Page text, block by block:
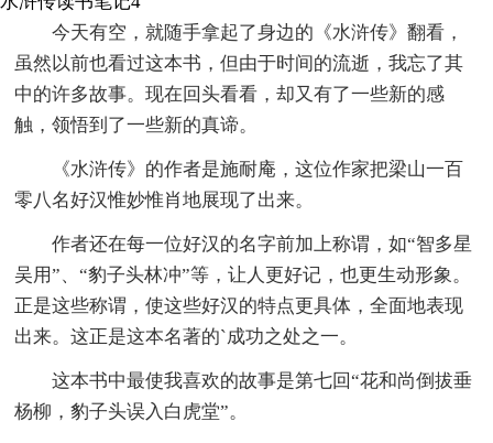
今天有空，就随手拿起了身边的《水浒传》翻看，
虽然以前也看过这本书，但由于时间的流逝，我忘了其
中的许多故事。现在回头看看，却又有了一些新的感
触，领悟到了一些新的真谛。
《水浒传》的作者是施耐庵，这位作家把梁山一百
零八名好汉惟妙惟肖地展现了出来。
作者还在每一位好汉的名字前加上称谓，如“智多星
吴用”、“豹子头林冲”等，让人更好记，也更生动形象。
正是这些称谓，使这些好汉的特点更具体，全面地表现
出来。这正是这本名著的`成功之处之一。
这本书中最使我喜欢的故事是第七回“花和尚倒拔垂
杨柳，豹子头误入白虎堂”。